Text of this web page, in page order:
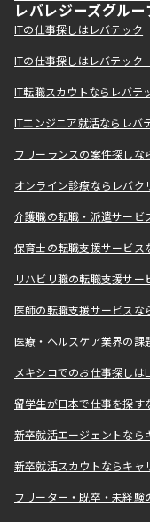
レバレジーズグル
ITの仕事探しはレバテック
ITの仕事探しはレバテック
IT転職スカウトならレバテ
ITエンジニア就活ならレバ
フリーランスの案件探しな
オンライン診療ならレバク
介護職の転職・派遣サービ
保育士の転職支援サービス
リハビリ職の転職支援サー
医師の転職支援サービスな
医療・ヘルスケア業界の
メキシコでのお仕事探し
留学生が日本で仕事を探す
新卒就活エージェントなら
新卒就活スカウトならキャ
フリーター・既卒・未経験